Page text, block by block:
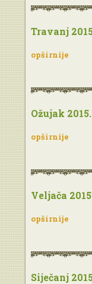
Travanj
opširnije
Ožujak 2015.
opširnije
Veljača 2015
opširnije
Siječanj